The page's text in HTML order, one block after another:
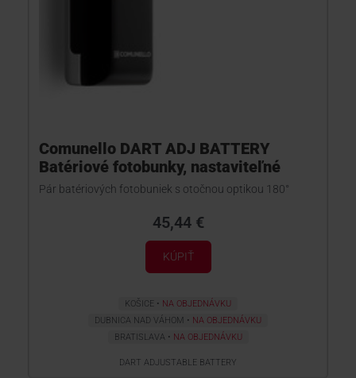
Comunello DART ADJ BATTERY
Batériové fotobunky, nastaviteľné
Pár batériových fotobuniek s otočnou optikou 180°
45,44 €
KÚPIŤ
KOŠICE
NA OBJEDNÁVKU
DUBNICA NAD VÁHOM
NA OBJEDNÁVKU
BRATISLAVA
NA OBJEDNÁVKU
DART ADJUSTABLE BATTERY